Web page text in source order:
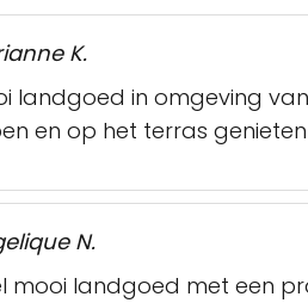
K.
landgoed in omgeving
en op het terras genieten
N.
mooi landgoed met een